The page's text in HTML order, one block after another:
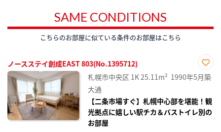
SAME CONDITIONS
こちらのお部屋に似ている条件のお部屋はこちら
ノースステイ創成EAST 803(No.1395712)
お気
に入
札幌市中央区 1K25.11m² 1990年5月築
大通
【二条市場すぐ】札幌中心部を堪能！観
光拠点に嬉しい駅チカ＆バストイレ別の
お部屋